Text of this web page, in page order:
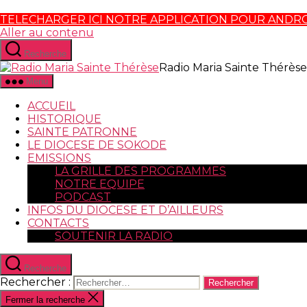
TELECHARGER ICI NOTRE APPLICATION POUR
Aller au contenu
Recherche
Radio Maria Sainte Thérèse
Menu
ACCUEIL
HISTORIQUE
SAINTE PATRONNE
LE DIOCESE DE SOKODE
EMISSIONS
LA GRILLE DES PROGRAMMES
NOTRE EQUIPE
PODCAST
INFOS DU DIOCESE ET D’AILLEURS
CONTACTS
SOUTENIR LA RADIO
Recherche
Rechercher :
Fermer la recherche